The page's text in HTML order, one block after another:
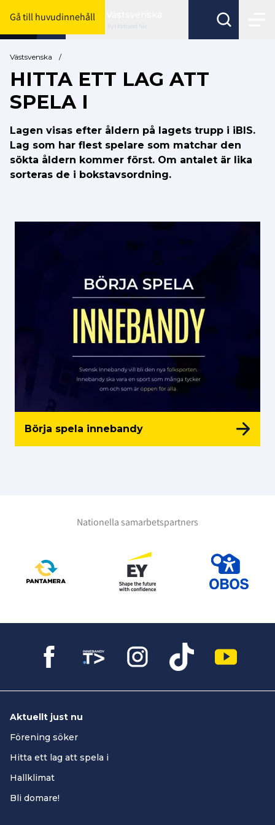
Gå till huvudinnehåll
Byt förbund här
Västsvenska /
HITTA ETT LAG ATT
SPELA I
Lagen visas efter åldern på lagets trupp i iBIS.
Lag som har flest spelare som matchar den
sökta åldern kommer först. Om antalet är lika
sorteras de i bokstavsordning.
Börja spela innebandy
Nationella samarbetspartners
Aktuellt just nu
Förening söker
Hitta ett lag att spela i
Hallklimat
Bli domare!